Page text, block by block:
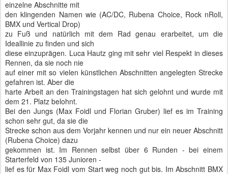
einzelne Abschnitte mit
den klingenden Namen wie (AC/DC, Rubena Choice, Rock nRoll,
BMX und Vertical Drop)
zu Fuß und natürlich mit dem Rad genau erarbeitet, um die
Ideallinie zu finden und sich
diese einzuprägen. Luca Hautz ging mit sehr viel Respekt in dieses
Rennen, da sie noch nie
auf einer mit so vielen künstlichen Abschnitten angelegten Strecke
gefahren ist. Aber die
harte Arbeit an den Trainingstagen hat sich gelohnt und wurde mit
dem 21. Platz belohnt.
Bei den Jungs (Max Foidl und Florian Gruber) lief es im Training
schon sehr gut, da sie die
Strecke schon aus dem Vorjahr kennen und nur ein neuer Abschnitt
(Rubena Choice) dazu
gekommen ist. Im Rennen selbst über 6 Runden - bei einem
Starterfeld von 135 Junioren -
lief es für Max Foidl vom Start weg noch gut bis. Im Abschnitt BMX